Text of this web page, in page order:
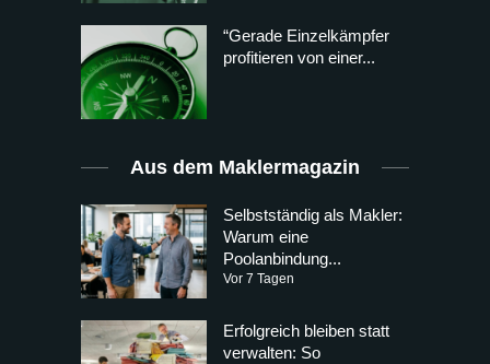
“Gerade Einzelkämpfer
profitieren von einer...
Aus dem Maklermagazin
Selbstständig als Makler:
Warum eine
Poolanbindung...
Vor 7 Tagen
Erfolgreich bleiben statt
verwalten: So